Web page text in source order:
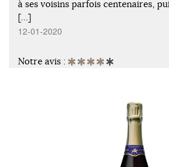
à ses voisins parfois centenaires,
[…]
12-01-2020
Notre avis :